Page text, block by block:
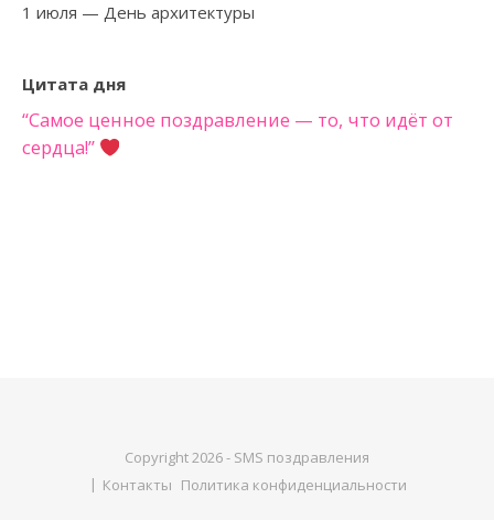
1 июля — День архитектуры
Цитата дня
“Самое ценное поздравление — то, что идёт от
сердца!”
Copyright 2026 - SMS поздравления
Контакты Политика конфиденциальности